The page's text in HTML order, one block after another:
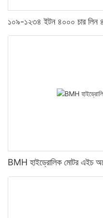
১০৯-১২৩৪ ইটন ৪০০০ চার লিন
BMH হাইড্রোলিক মোটর এইচ